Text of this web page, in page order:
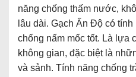
năng chống thấm nước,
lâu dài. Gạch Ấn Độ có
chống nấm mốc tốt. Là lựa
không gian, đặc biệt là
và sảnh. Tính năng chống